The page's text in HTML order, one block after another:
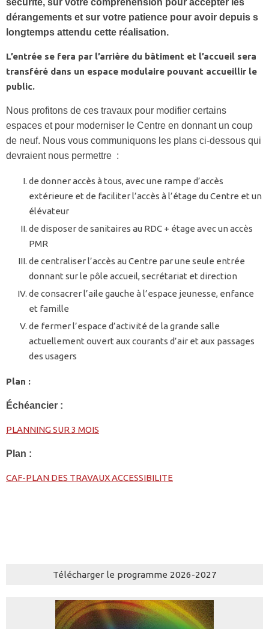
sécurité, sur votre compréhension pour accepter les
dérangements et sur votre patience pour avoir depuis s
longtemps attendu cette réalisation.
L’entrée se fera par l’arrière du bâtiment et l’accueil sera
transféré dans un espace modulaire pouvant accueillir le
public.
Nous profitons de ces travaux pour modifier certains
espaces et pour moderniser le Centre en donnant un coup
de neuf. Nous vous communiquons les plans ci-dessous qui
devraient nous permettre :
de donner accès à tous, avec une rampe d’accès
extérieure et de faciliter l’accès à l’étage du Centre et un
élévateur
de disposer de sanitaires au RDC + étage avec un accès
PMR
de centraliser l’accès au Centre par une seule entrée
donnant sur le pôle accueil, secrétariat et direction
de consacrer l’aile gauche à l’espace jeunesse, enfance
et famille
de fermer l’espace d’activité de la grande salle
actuellement ouvert aux courants d’air et aux passages
des usagers
Plan :
Échéancier :
PLANNING SUR 3 MOIS
Plan :
CAF-PLAN DES TRAVAUX ACCESSIBILITE
Télécharger le programme 2026-2027